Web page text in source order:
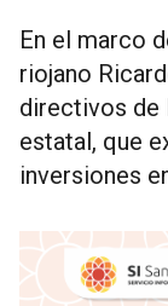
En el marco
riojano
directivos de
estatal, que
inversiones